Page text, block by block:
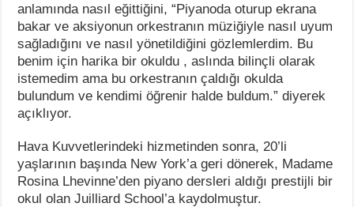
anlamında nasıl eğittiğini, “Piyanoda oturup ekrana
bakar ve aksiyonun orkestranın müziğiyle nasıl uyum
sağladığını ve nasıl yönetildiğini gözlemlerdim. Bu
benim için harika bir okuldu , aslında bilinçli olarak
istemedim ama bu orkestranın çaldığı okulda
bulundum ve kendimi öğrenir halde buldum.” diyerek
açıklıyor.
Hava Kuvvetlerindeki hizmetinden sonra, 20’li
yaşlarının başında New York’a geri dönerek, Madame
Rosina Lhevinne’den piyano dersleri aldığı prestijli bir
okul olan Juilliard School’a kaydolmuştur.